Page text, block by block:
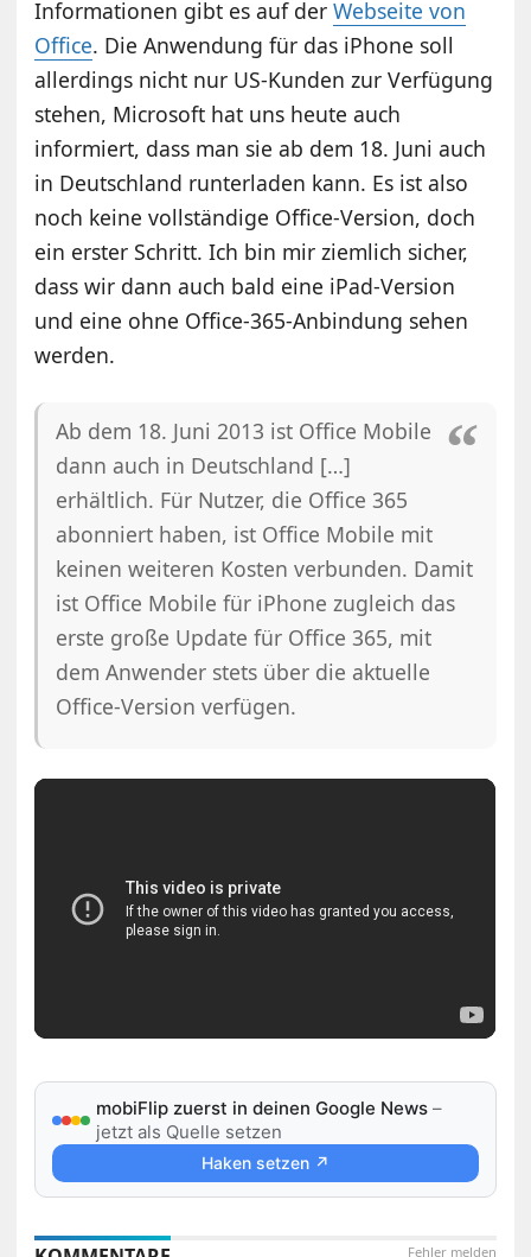
Informationen gibt es auf derWebseite von
Office. Die Anwendung für das iPhone soll
allerdings nicht nur US-Kunden zur Verfügung
stehen, Microsoft hat uns heute auch
informiert, dass man sie ab dem 18. Juni auch
in Deutschland runterladen kann. Es ist also
noch keine vollständige Office-Version, doch
ein erster Schritt. Ich bin mir ziemlich sicher,
dass wir dann auch bald eine iPad-Version
und eine ohne Office-365-Anbindung sehen
werden.
Ab dem 18. Juni 2013 ist Office Mobile
dann auch in Deutschland […]
erhältlich. Für Nutzer, die Office 365
abonniert haben, ist Office Mobile mit
keinen weiteren Kosten verbunden. Damit
ist Office Mobile für iPhone zugleich das
erste große Update für Office 365, mit
dem Anwender stets über die aktuelle
Office-Version verfügen.
mobiFlip zuerst in deinen Google News –
jetzt als Quelle setzen
Haken setzen ↗
Fehler melden